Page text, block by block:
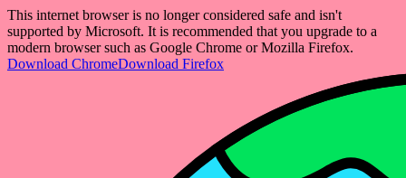
This internet browser is no longer considered safe and isn't
supported by Microsoft. It is recommended that you upgrade to a
modern browser such as Google Chrome or Mozilla Firefox.
Download ChromeDownload Firefox